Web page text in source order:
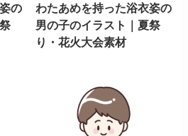
の
わたあめを持った浴衣姿の
男の子のイラスト｜夏祭
り・花火大会素材